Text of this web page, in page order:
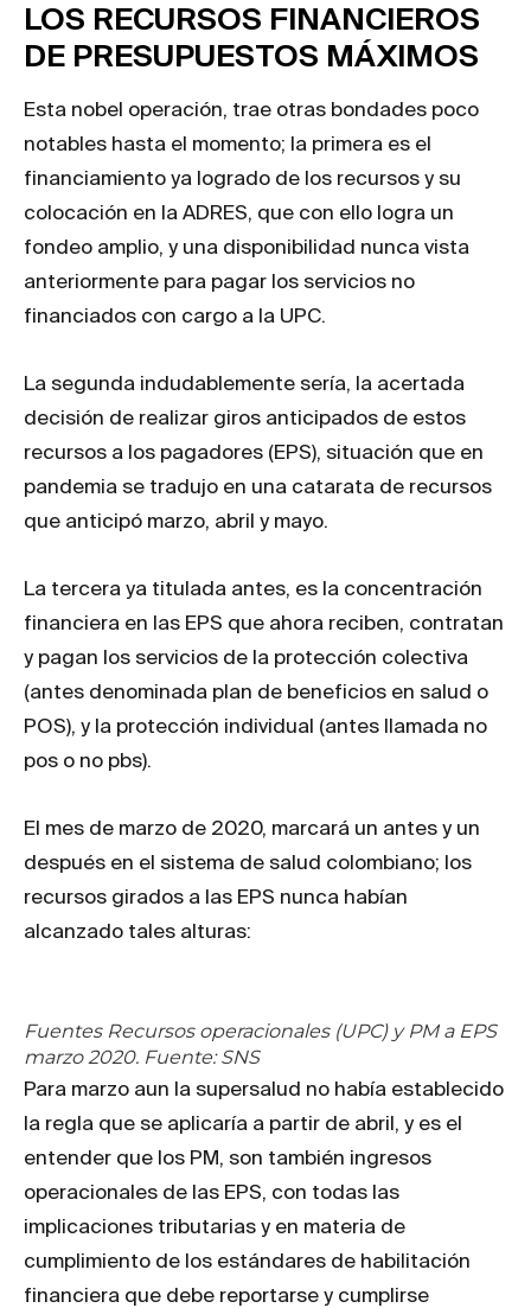
LOS RECURSOS FINANCIEROS
DE PRESUPUESTOS MÁXIMOS
Esta nobel operación, trae otras bondades poco
notables hasta el momento; la primera es el
financiamiento ya logrado de los recursos y su
colocación en la ADRES, que con ello logra un
fondeo amplio, y una disponibilidad nunca vista
anteriormente para pagar los servicios no
financiados con cargo a la UPC.
La segunda indudablemente sería, la acertada
decisión de realizar giros anticipados de estos
recursos a los pagadores (EPS), situación que en
pandemia se tradujo en una catarata de recursos
que anticipó marzo, abril y mayo.
La tercera ya titulada antes, es la concentración
financiera en las EPS que ahora reciben, contratan
y pagan los servicios de la protección colectiva
(antes denominada plan de beneficios en salud o
POS), y la protección individual (antes llamada no
pos o no pbs).
El mes de marzo de 2020, marcará un antes y un
después en el sistema de salud colombiano; los
recursos girados a las EPS nunca habían
alcanzado tales alturas:
Fuentes Recursos operacionales (UPC) y PM a EPS
marzo 2020. Fuente: SNS
Para marzo aun la supersalud no había establecido
la regla que se aplicaría a partir de abril, y es el
entender que los PM, son también ingresos
operacionales de las EPS, con todas las
implicaciones tributarias y en materia de
cumplimiento de los estándares de habilitación
financiera que debe reportarse y cumplirse